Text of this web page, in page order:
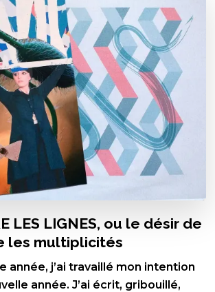
LES LIGNES, ou le désir de
les multiplicités
année, j’ai travaillé mon intention
année. J’ai écrit, gribouillé,